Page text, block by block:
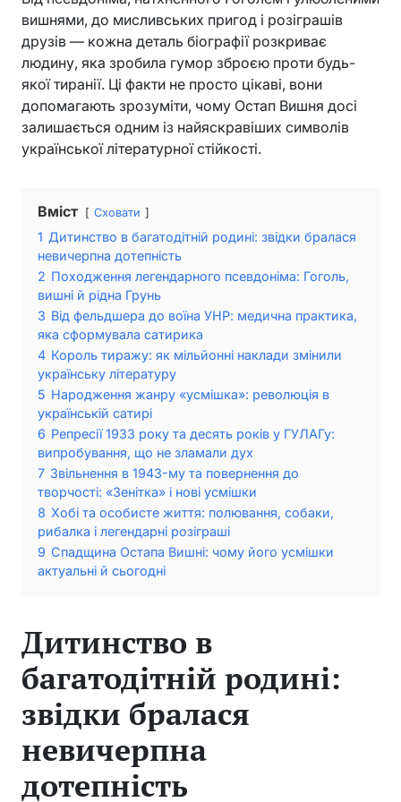
вишнями, до мисливських пригод і розіграшів
друзів — кожна деталь біографії розкриває
людину, яка зробила гумор зброєю проти будь-
якої тиранії. Ці факти не просто цікаві, вони
допомагають зрозуміти, чому Остап Вишня досі
залишається одним із найяскравіших символів
української літературної стійкості.
Вміст Сховати
1 Дитинство в багатодітній родині: звідки бралася
невичерпна дотепність
2 Походження легендарного псевдоніма: Гоголь,
вишні й рідна Грунь
3 Від фельдшера до воїна УНР: медична практика,
яка сформувала сатирика
4 Король тиражу: як мільйонні наклади змінили
українську літературу
5 Народження жанру «усмішка»: революція в
українській сатирі
6 Репресії 1933 року та десять років у ГУЛАГу:
випробування, що не зламали дух
7 Звільнення в 1943-му та повернення до
творчості: «Зенітка» і нові усмішки
8 Хобі та особисте життя: полювання, собаки,
рибалка і легендарні розіграші
9 Спадщина Остапа Вишні: чому його усмішки
актуальні й сьогодні
Дитинство в
багатодітній родині:
звідки бралася
невичерпна
дотепність